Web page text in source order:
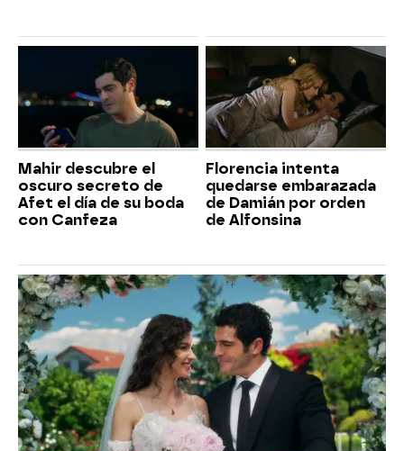
Mahir descubre el
oscuro secreto de
Afet el día de su boda
con Canfeza
Florencia intenta
quedarse embarazada
de Damián por orden
de Alfonsina